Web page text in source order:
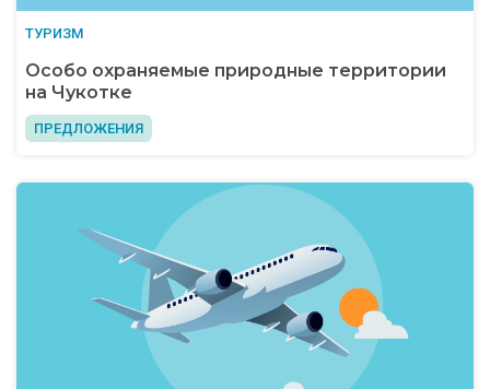
ТУРИЗМ
Особо охраняемые природные территории
на Чукотке
ПРЕДЛОЖЕНИЯ